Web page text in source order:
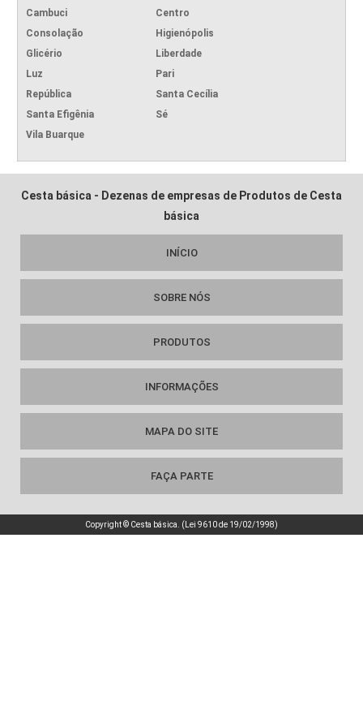
Cambuci
Centro
Consolação
Higienópolis
Glicério
Liberdade
Luz
Pari
República
Santa Cecília
Santa Efigênia
Sé
Vila Buarque
Cesta básica - Dezenas de empresas de Produtos de Cesta
básica
INÍCIO
SOBRE NÓS
PRODUTOS
INFORMAÇÕES
MAPA DO SITE
FAÇA PARTE
Copyright © Cesta básica. (Lei 9610 de 19/02/1998)